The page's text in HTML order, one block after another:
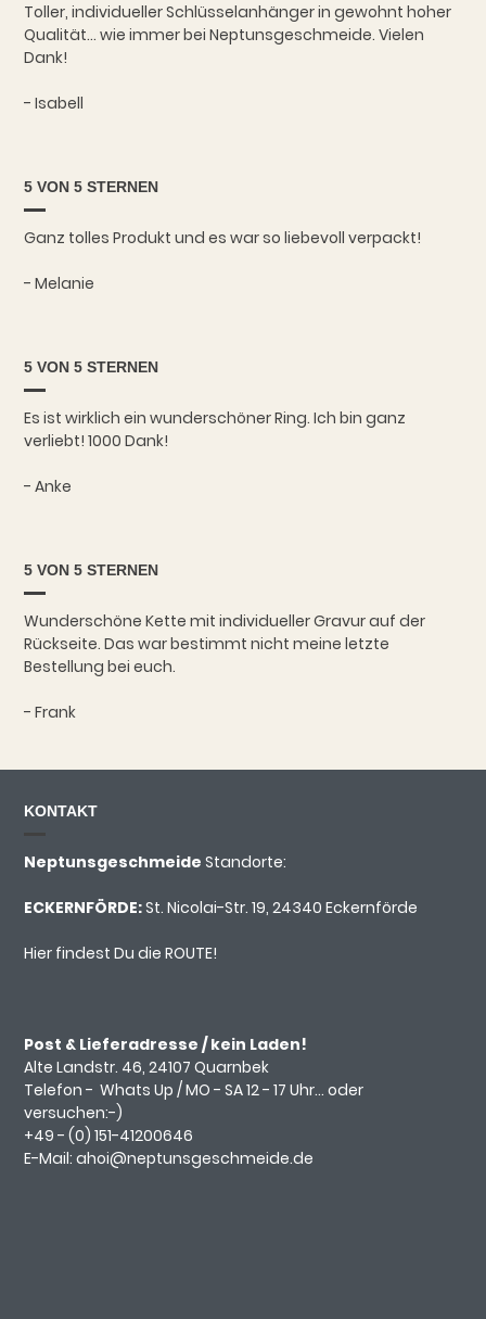
Toller, individueller Schlüsselanhänger in gewohnt hoher
Qualität... wie immer bei Neptunsgeschmeide. Vielen
Dank!
- Isabell
5 VON 5 STERNEN
Ganz tolles Produkt und es war so liebevoll verpackt!
- Melanie
5 VON 5 STERNEN
Es ist wirklich ein wunderschöner Ring. Ich bin ganz
verliebt! 1000 Dank!
- Anke
5 VON 5 STERNEN
Wunderschöne Kette mit individueller Gravur auf der
Rückseite. Das war bestimmt nicht meine letzte
Bestellung bei euch.
- Frank
KONTAKT
NeptunsgeschmeideStandorte:
ECKERNFÖRDE:St. Nicolai-Str. 19, 24340 Eckernförde
Hier findest Du die ROUTE!
Post & Lieferadresse / kein Laden!
Alte Landstr. 46, 24107 Quarnbek
Telefon -Whats Up / MO - SA 12 - 17 Uhr... oder
versuchen:-)
+49 - (0)151-41200646
E-Mail:ahoi@neptunsgeschmeide.de